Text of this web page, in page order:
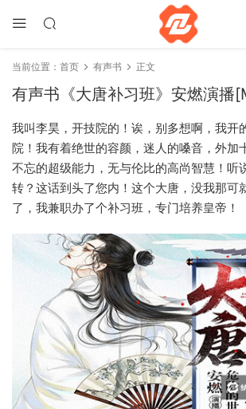
当前位置： 首页 有声书 正文
有声书《大唐补习班》安燃演播
我叫李昊，开技院的！诶，别多想啊，我开
院！我有着绝世的容颜，迷人的嗓音，外加
不忘的超级能力，无与伦比的高尚智慧！听
转？这话到头了您内！这个大唐，没我那可
了，我兼职办了个补习班，专门培养皇帝！